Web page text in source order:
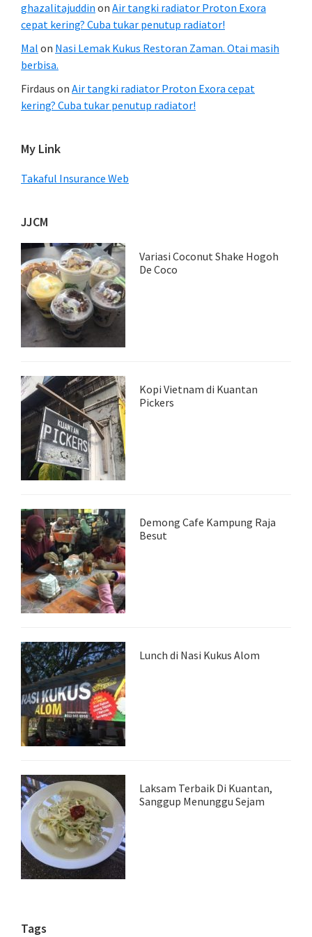
ghazalitajuddin on Air tangki radiator Proton Exora
cepat kering? Cuba tukar penutup radiator!
Mal on Nasi Lemak Kukus Restoran Zaman. Otai masih
berbisa.
Firdaus on Air tangki radiator Proton Exora cepat
kering? Cuba tukar penutup radiator!
My Link
Takaful Insurance Web
JJCM
Variasi Coconut Shake Hogoh
De Coco
Kopi Vietnam di Kuantan
Pickers
Demong Cafe Kampung Raja
Besut
Lunch di Nasi Kukus Alom
Laksam Terbaik Di Kuantan,
Sanggup Menunggu Sejam
Tags